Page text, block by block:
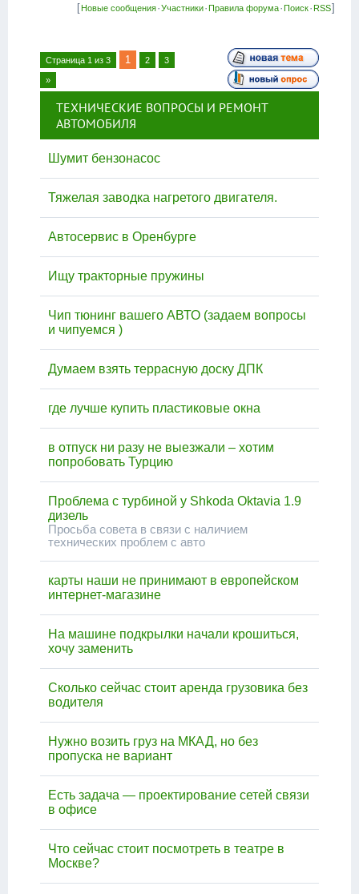
[Новые сообщения·Участники·Правила форума·Поиск·RSS]
Страница 1 из 3 1 2 3
»
ТЕХНИЧЕСКИЕ ВОПРОСЫ И РЕМОНТ
АВТОМОБИЛЯ
Шумит бензонасос
Тяжелая заводка нагретого двигателя.
Автосервис в Оренбурге
Ищу тракторные пружины
Чип тюнинг вашего АВТО (задаем вопросы
и чипуемся )
Думаем взять террасную доску ДПК
где лучше купить пластиковые окна
в отпуск ни разу не выезжали – хотим
попробовать Турцию
Проблема с турбиной у Shkoda Oktavia 1.9
дизель
Просьба совета в связи с наличием
технических проблем с авто
карты наши не принимают в европейском
интернет-магазине
На машине подкрылки начали крошиться,
хочу заменить
Сколько сейчас стоит аренда грузовика без
водителя
Нужно возить груз на МКАД, но без
пропуска не вариант
Есть задача — проектирование сетей связи
в офисе
Что сейчас стоит посмотреть в театре в
Москве?